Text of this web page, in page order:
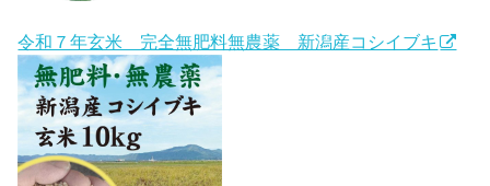
令和７年玄米 完全無肥料無農薬 新潟産コシイブキ